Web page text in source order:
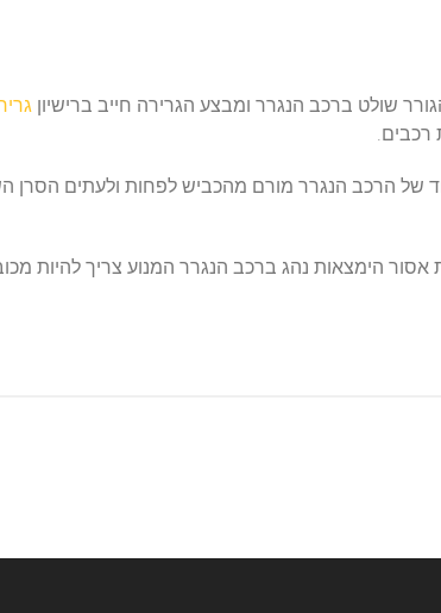
שולט ברכב הנגרר ומבצע הגרירה חייב ברישיון
רכבים.
של הרכב הנגרר מורם מהכביש לפחות ולעתים הסרן
הימצאות נהג ברכב הנגרר המנוע צריך להיות מכובה